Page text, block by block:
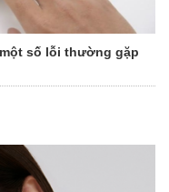
số lỗi thường gặp